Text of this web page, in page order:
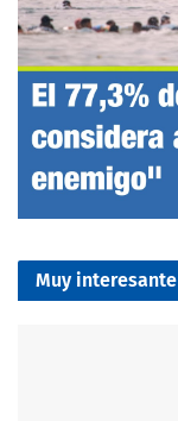
Muy interesante